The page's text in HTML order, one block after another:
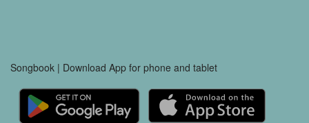
Songbook | Download App for phone and tablet